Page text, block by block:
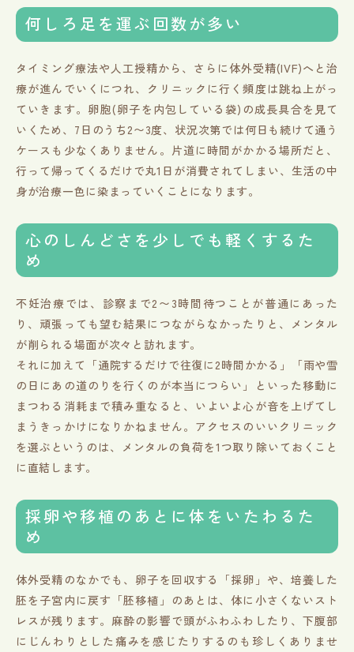
何しろ足を運ぶ回数が多い
タイミング療法や人工授精から、さらに体外受精(IVF)へと治
療が進んでいくにつれ、クリニックに行く頻度は跳ね上がっ
ていきます。卵胞(卵子を内包している袋)の成長具合を見て
いくため、7日のうち2〜3度、状況次第では何日も続けて通う
ケースも少なくありません。片道に時間がかかる場所だと、
行って帰ってくるだけで丸1日が消費されてしまい、生活の中
身が治療一色に染まっていくことになります。
心のしんどさを少しでも軽くするた
め
不妊治療では、診察まで2〜3時間待つことが普通にあった
り、頑張っても望む結果につながらなかったりと、メンタル
が削られる場面が次々と訪れます。
それに加えて「通院するだけで往復に2時間かかる」「雨や雪
の日にあの道のりを行くのが本当につらい」といった移動に
まつわる消耗まで積み重なると、いよいよ心が音を上げてし
まうきっかけになりかねません。アクセスのいいクリニック
を選ぶというのは、メンタルの負荷を1つ取り除いておくこと
に直結します。
採卵や移植のあとに体をいたわるた
め
体外受精のなかでも、卵子を回収する「採卵」や、培養した
胚を子宮内に戻す「胚移植」のあとは、体に小さくないスト
レスが残ります。麻酔の影響で頭がふわふわしたり、下腹部
にじんわりとした痛みを感じたりするのも珍しくありませ